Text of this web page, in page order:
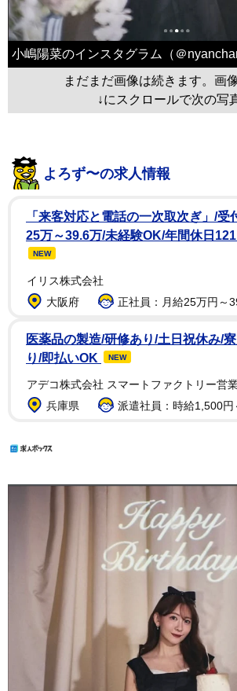
小嶋陽菜のインスタグラム（＠
まだまだ画像は続きます。画
↓にスクロールで次の写
よろず〜の求人情報
「来客対応と電話の一次取次ぎ」/受
25万～39.6万/未経験OK/年間休日
NEW
イリス株式会社
大阪府
正社員：月給25万円～
医薬品の製造/研修あり/土日祝休み/
り/即払いOK
NEW
アデコ株式会社 スマートファクトリー営
兵庫県
派遣社員：時給1,500円